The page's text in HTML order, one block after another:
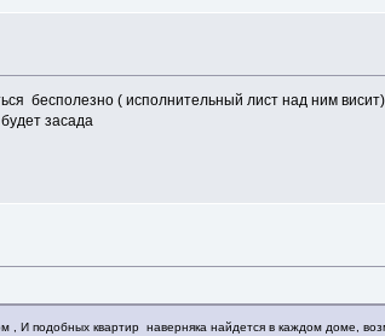
бесполезно ( исполнительный лист над ним
засада
, И подобных квартир наверняка найдется в каждом доме,